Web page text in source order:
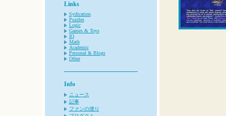
Links
Sydication
Puzzles
Logic
Games & Toys
IQ
Math
Academic
Personal & Blogs
Other
Info
ニュース
記事
ファンの便り